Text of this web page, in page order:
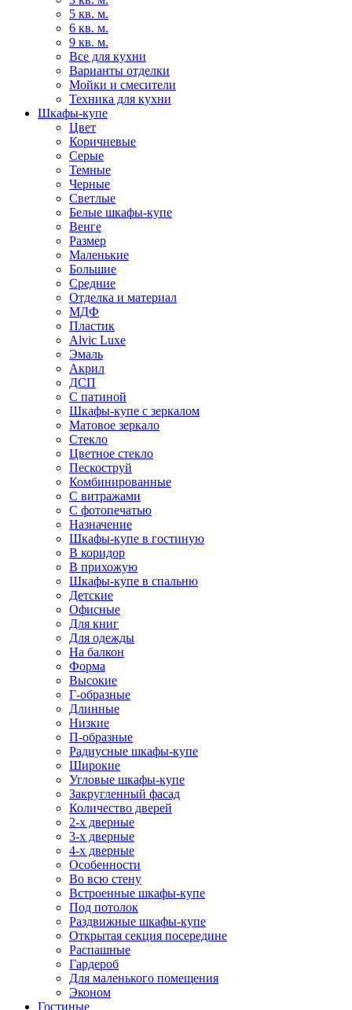
5 кв. м.
6 кв. м.
9 кв. м.
Все для кухни
Варианты отделки
Мойки и смесители
Техника для кухни
Шкафы-купе
Цвет
Коричневые
Серые
Темные
Черные
Светлые
Белые шкафы-купе
Венге
Размер
Маленькие
Большие
Средние
Отделка и материал
МДФ
Пластик
Alvic Luxe
Эмаль
Акрил
ДСП
С патиной
Шкафы-купе с зеркалом
Матовое зеркало
Стекло
Цветное стекло
Пескоструй
Комбинированные
С витражами
С фотопечатью
Назначение
Шкафы-купе в гостиную
В коридор
В прихожую
Шкафы-купе в спальню
Детские
Офисные
Для книг
Для одежды
На балкон
Форма
Высокие
Г-образные
Длинные
Низкие
П-образные
Радиусные шкафы-купе
Широкие
Угловые шкафы-купе
Закругленный фасад
Количество дверей
2-х дверные
3-х дверные
4-х дверные
Особенности
Во всю стену
Встроенные шкафы-купе
Под потолок
Раздвижные шкафы-купе
Открытая секция посередине
Распашные
Гардероб
Для маленького помещения
Эконом
Гостиные